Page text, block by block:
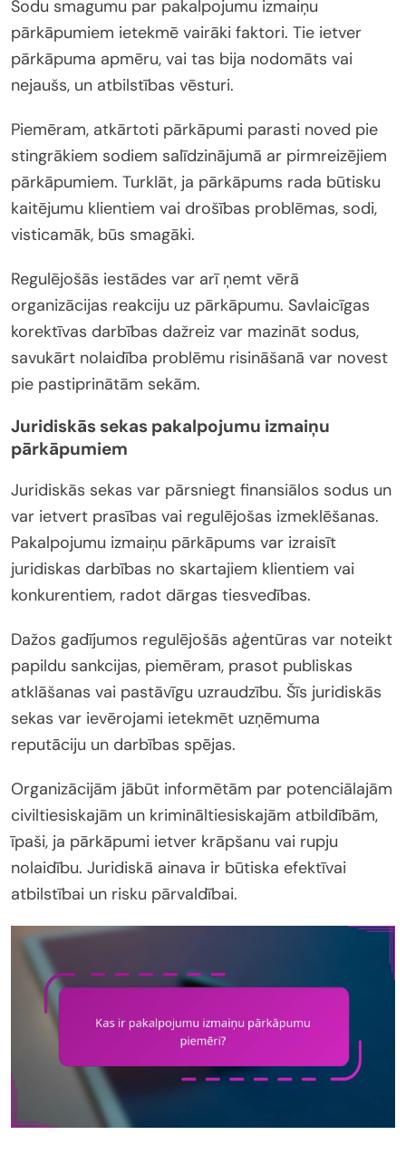
Sodu smagumu par pakalpojumu izmaiņu
pārkāpumiem ietekmē vairāki faktori. Tie ietver
pārkāpuma apmēru, vai tas bija nodomāts vai
nejaušs, un atbilstības vēsturi.
Piemēram, atkārtoti pārkāpumi parasti noved pie
stingrākiem sodiem salīdzinājumā ar pirmreizējiem
pārkāpumiem. Turklāt, ja pārkāpums rada būtisku
kaitējumu klientiem vai drošības problēmas, sodi,
visticamāk, būs smagāki.
Regulējošās iestādes var arī ņemt vērā
organizācijas reakciju uz pārkāpumu. Savlaicīgas
korektīvas darbības dažreiz var mazināt sodus,
savukārt nolaidība problēmu risināšanā var novest
pie pastiprinātām sekām.
Juridiskās sekas pakalpojumu izmaiņu
pārkāpumiem
Juridiskās sekas var pārsniegt finansiālos sodus un
var ietvert prasības vai regulējošas izmeklēšanas.
Pakalpojumu izmaiņu pārkāpums var izraisīt
juridiskas darbības no skartajiem klientiem vai
konkurentiem, radot dārgas tiesvedības.
Dažos gadījumos regulējošās aģentūras var noteikt
papildu sankcijas, piemēram, prasot publiskas
atklāšanas vai pastāvīgu uzraudzību. Šīs juridiskās
sekas var ievērojami ietekmēt uzņēmuma
reputāciju un darbības spējas.
Organizācijām jābūt informētām par potenciālajām
civiltiesiskajām un krimināltiesiskajām atbildībām,
īpaši, ja pārkāpumi ietver krāpšanu vai rupju
nolaidību. Juridiskā ainava ir būtiska efektīvai
atbilstībai un risku pārvaldībai.